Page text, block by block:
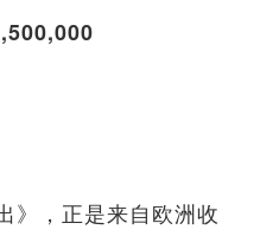
》，正是来自欧洲收